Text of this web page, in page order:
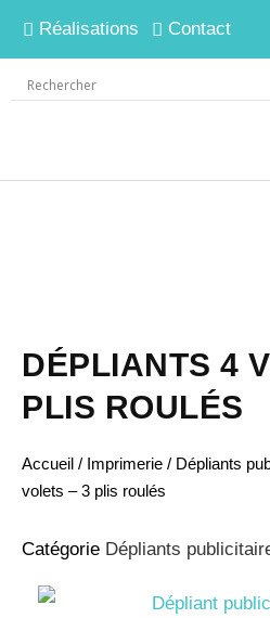
Réalisations Contact
DÉPLIANTS 4
PLIS ROULÉS
Accueil / Imprimerie / Dépliants
volets – 3 plis roulés
Catégorie Dépliants